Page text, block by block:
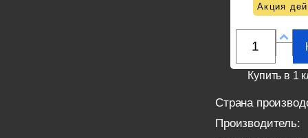
Акция
Купить в 1
Страна
Производитель: